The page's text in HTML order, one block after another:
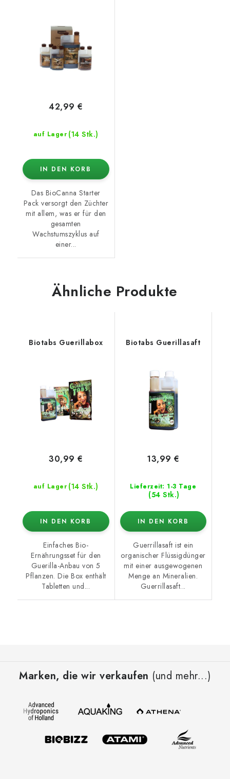
auf Lager (14 Stk.)
42,99 €
IN DEN KORB
Das BioCanna Starter
Pack versorgt den Züchter
mit allem, was er für den
gesamten
Wachstumszyklus auf
einer...
Ähnliche Produkte
Biotabs Guerillabox
auf Lager (14 Stk.)
30,99 €
IN DEN KORB
Einfaches Bio-
Ernährungsset für den
Guerilla-Anbau von 5
Pflanzen. Die Box enthält
Tabletten und...
Biotabs Guerillasaft
Lieferzeit: 1-3 Tage
(54 Stk.)
13,99 €
IN DEN KORB
Guerrillasaft ist ein
organischer Flüssigdünger
mit einer ausgewogenen
Menge an Mineralien.
Guerrillasaft...
Marken, die wir verkaufen (und mehr...)